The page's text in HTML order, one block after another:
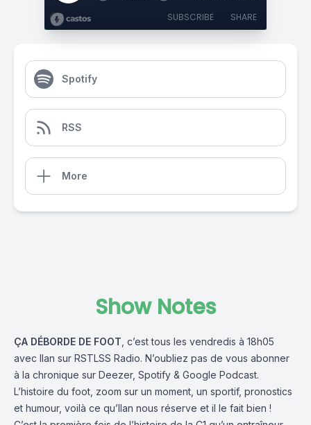
SUBSCRIBE SHARE
Spotify
RSS
More
Show Notes
ÇA DÉBORDE DE FOOT , c’est tous les vendredis à 18h05
avec Ilan sur RSTLSS Radio. N’oubliez pas de vous abonner
à la chronique sur Deezer, Spotify & Google Podcast.
L’histoire du foot, zoom sur un moment, un sportif, pronostics
et humour, voilà ce qu’Ilan nous réserve et il le fait bien !